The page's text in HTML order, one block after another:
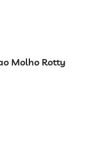
Molho Rotty